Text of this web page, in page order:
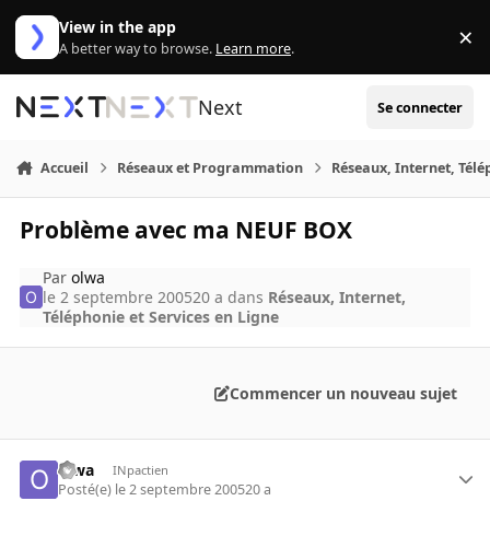
Aller au contenu
View in the app
A better way to browse. Learn more. ×
Next Se connecter
Accueil Réseaux et Programmation Réseaux, Internet,
Problème avec ma NEUF BOX
Parolwa
le 2 septembre 200520 a dans Réseaux, Internet,
Téléphonie et Services en Ligne
Commencer un nouveau sujet
olwa INpactien
Posté(e) le 2 septembre 200520 a